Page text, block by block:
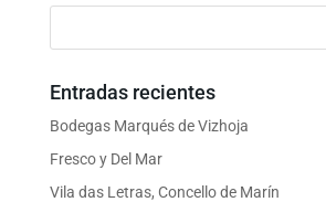
Entradas recientes
Bodegas Marqués de Vizhoja
Fresco y Del Mar
Vila das Letras, Concello de Marín